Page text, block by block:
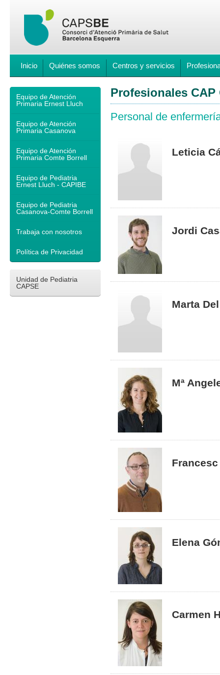
Inicio Quiénes somos Centros y servicios
Equipo de Atención
Primaria Ernest Lluch
Equipo de Atención
Primaria Casanova
Equipo de Atención
Primaria Comte Borrell
Equipo de Pediatria
Ernest Lluch - CAPIBE
Equipo de Pediatria
Casanova-Comte Borrell
Trabaja con nosotros
Política de Privacidad
Unidad de Pediatria
CAPSE
Profesionales CAP
Personal de
Leticia
Jordi
Marta
Mª
Elena
Carmen